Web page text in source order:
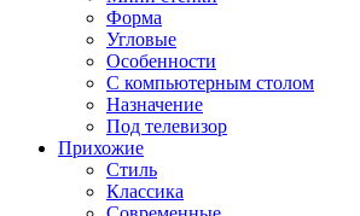
Форма
Угловые
Особенности
С компьютерным столом
Назначение
Под телевизор
Прихожие
Стиль
Классика